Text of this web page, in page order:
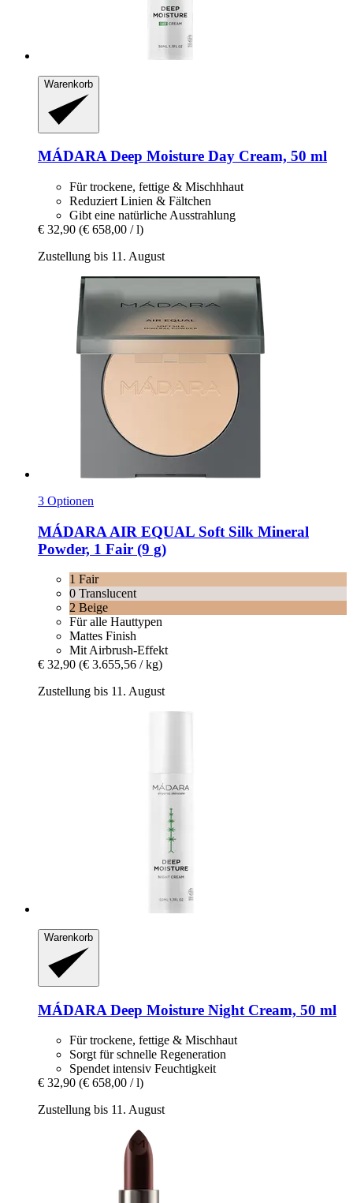
Warenkorb
MÁDARADeep Moisture Day Cream, 50 ml
Für trockene, fettige & Mischhhaut
Reduziert Linien & Fältchen
Gibt eine natürliche Ausstrahlung
€ 32,90 (€ 658,00 / l)
Zustellung bis 11. August
3 Optionen
MÁDARA AIR EQUAL Soft Silk Mineral
Powder, 1 Fair (9 g)
1 Fair
0 Translucent
2 Beige
Für alle Hauttypen
Mattes Finish
Mit Airbrush-Effekt
€ 32,90 (€ 3.655,56 / kg)
Zustellung bis 11. August
Warenkorb
MÁDARA Deep Moisture Night Cream, 50 ml
Für trockene, fettige & Mischhaut
Sorgt für schnelle Regeneration
Spendet intensiv Feuchtigkeit
€ 32,90 (€ 658,00 / l)
Zustellung bis 11. August